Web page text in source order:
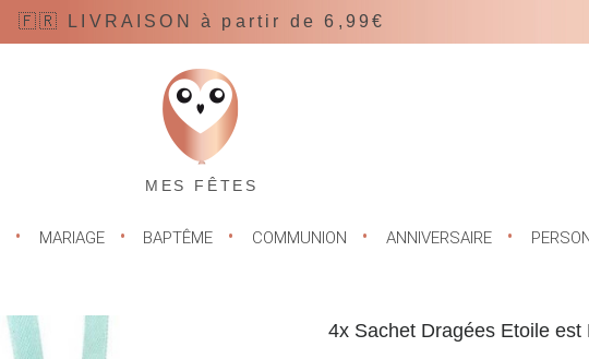
🇫🇷 LIVRAISON à partir de 6,99€
MES FÊTES
MARIAGE BAPTÊME COMMUNION ANNIVERSAIRE
4x Sachet Dragées Etoile est